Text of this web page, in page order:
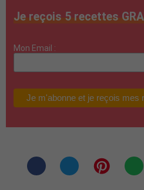
Je reçois 5 recettes
Mon Email :